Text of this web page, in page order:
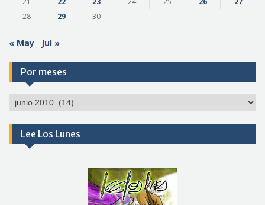
28
29 30
« May Jul »
Por meses
Por
Lee Los Lunes